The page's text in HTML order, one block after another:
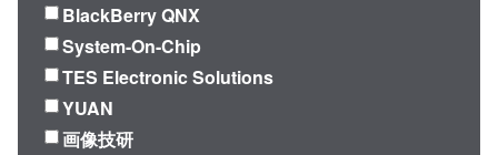
BlackBerry QNX
System-On-Chip
TES Electronic Solutions
YUAN
画像技研